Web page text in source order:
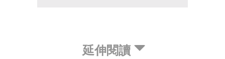
延伸閱讀